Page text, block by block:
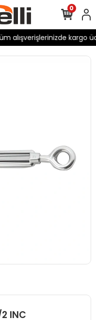
alışverişlerinizde kargo
0
2 INC